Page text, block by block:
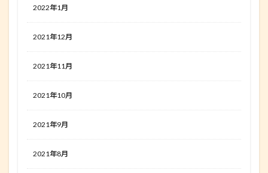
2022年1月
2021年12月
2021年11月
2021年10月
2021年9月
2021年8月